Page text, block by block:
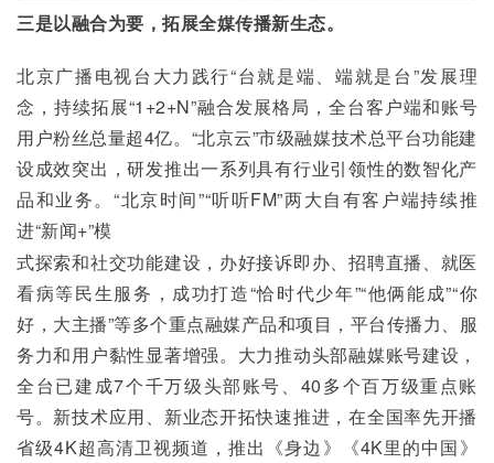
三是以融合为要，拓展全媒传播新生态。
北京广播电视台大力践行“台就是端、端就是台”发展理
念，持续拓展“1+2+N”融合发展格局，全台客户端和账号
用户粉丝总量超4亿。“北京云”市级融媒技术总平台功能建
设成效突出，研发推出一系列具有行业引领性的数智化产
品和业务。“北京时间”“听听FM”两大自有客户端持续推
进“新闻+”模
式探索和社交功能建设，办好接诉即办、招聘直播、就医
看病等民生服务，成功打造“恰时代少年”“他俩能成”“你
好，大主播”等多个重点融媒产品和项目，平台传播力、服
务力和用户黏性显著增强。大力推动头部融媒账号建设，
全台已建成7个千万级头部账号、40多个百万级重点账
号。新技术应用、新业态开拓快速推进，在全国率先开播
省级4K超高清卫视频道，推出《身边》《4K里的中国》